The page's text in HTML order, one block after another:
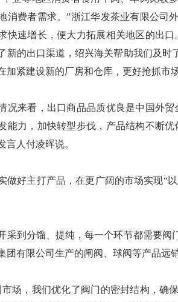
消费者需求。”浙江华发茶业有限公司
快速增长，便大力拓展相关地区的出
新的出口渠道，绍兴海关帮助我们及
加紧建设新的厂房和仓库，更好抢抓市
来看，出口商品品质优良是中国外贸
能力，加快转型步伐，产品结构不断
言人付凌晖说。
好主打产品，在更广阔的市场实现“以
到分馏、提纯，每一个环节都需要阀
团有限公司生产的闸阀、球阀等产品远
，我们优化了阀门的密封结构，确